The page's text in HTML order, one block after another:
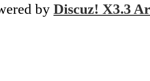
by Discuz! X3.3